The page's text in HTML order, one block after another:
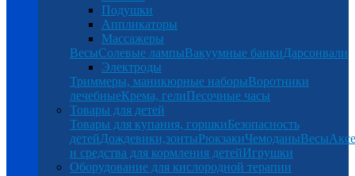
Подушки
Аппликаторы
Массажеры
ВесыСолевые лампыВакуумные банкиДарсонвали
Электроды
Триммеры, маникюрные наборыВоротники
лечебныеКрема, гелиПесочные часы
Товары для детей
Товары для купания, горшкиБезопасность
детейДождевики,зонтыРюкзакиЧемоданыВесы
и средства для кормления детейИгрушки
Оборудование для кислородной терапии